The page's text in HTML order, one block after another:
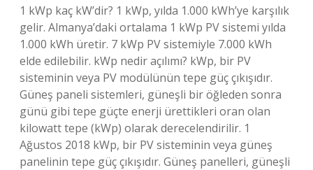
1 kWp kaç kW’dir? 1 kWp, yılda 1.000 kWh’ye karşılık
gelir. Almanya’daki ortalama 1 kWp PV sistemi yılda
1.000 kWh üretir. 7 kWp PV sistemiyle 7.000 kWh
elde edilebilir. kWp nedir açılımı? kWp, bir PV
sisteminin veya PV modülünün tepe güç çıkışıdır.
Güneş paneli sistemleri, güneşli bir öğleden sonra
günü gibi tepe güçte enerji ürettikleri oran olan
kilowatt tepe (kWp) olarak derecelendirilir. 1
Ağustos 2018 kWp, bir PV sisteminin veya güneş
panelinin tepe güç çıkışıdır. Güneş panelleri, güneşli